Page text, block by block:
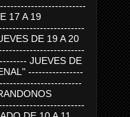
17 A 19
DE 19 A 20
JUEVES DE
----------------